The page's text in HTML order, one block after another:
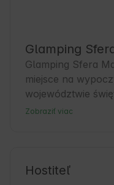
Glamping
Glamping Sfera
miejsce na
województwie
oferta noclegowa
Goście mogą
Zobraziť viac
Hostiteľ